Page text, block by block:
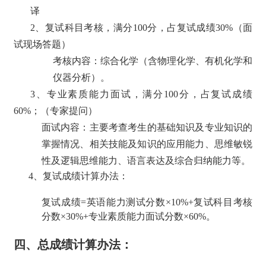
译
2、复试科目考核，满分100分，占复试成绩30%（面
试现场答题）
考核内容：综合化学（含物理化学、有机化学和
仪器分析）。
3、专业素质能力面试，满分100分，占复试成绩
60%；（专家提问）
面试内容：主要考查考生的基础知识及专业知识的
掌握情况、相关技能及知识的应用能力、思维敏锐
性及逻辑思维能力、语言表达及综合归纳能力等。
4、 复试成绩计算办法：
复试成绩=英语能力测试分数×10%+复试科目考核
分数×30%+专业素质能力面试分数×60%。
四、总成绩计算办法：